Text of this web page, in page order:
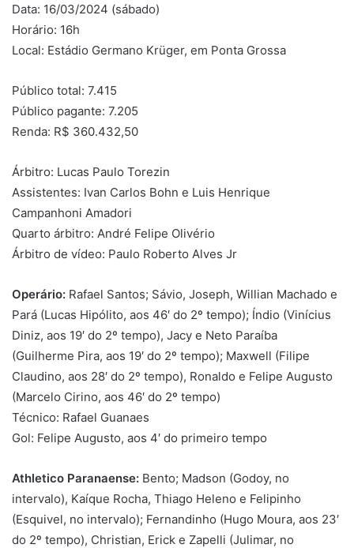
Data: 16/03/2024 (sábado)
Horário: 16h
Local: Estádio Germano Krüger, em Ponta Grossa
Público total: 7.415
Público pagante: 7.205
Renda: R$ 360.432,50
Árbitro: Lucas Paulo Torezin
Assistentes: Ivan Carlos Bohn e Luis Henrique
Campanhoni Amadori
Quarto árbitro: André Felipe Olivério
Árbitro de vídeo: Paulo Roberto Alves Jr
Operário: Rafael Santos; Sávio, Joseph, Willian Machado e
Pará (Lucas Hipólito, aos 46′ do 2º tempo); Índio (Vinícius
Diniz, aos 19′ do 2º tempo), Jacy e Neto Paraíba
(Guilherme Pira, aos 19′ do 2º tempo); Maxwell (Filipe
Claudino, aos 28′ do 2º tempo), Ronaldo e Felipe Augusto
(Marcelo Cirino, aos 46′ do 2º tempo)
Técnico: Rafael Guanaes
Gol: Felipe Augusto, aos 4′ do primeiro tempo
Athletico Paranaense: Bento; Madson (Godoy, no
intervalo), Kaíque Rocha, Thiago Heleno e Felipinho
(Esquivel, no intervalo); Fernandinho (Hugo Moura, aos 23′
do 2º tempo), Christian, Erick e Zapelli (Julimar, no